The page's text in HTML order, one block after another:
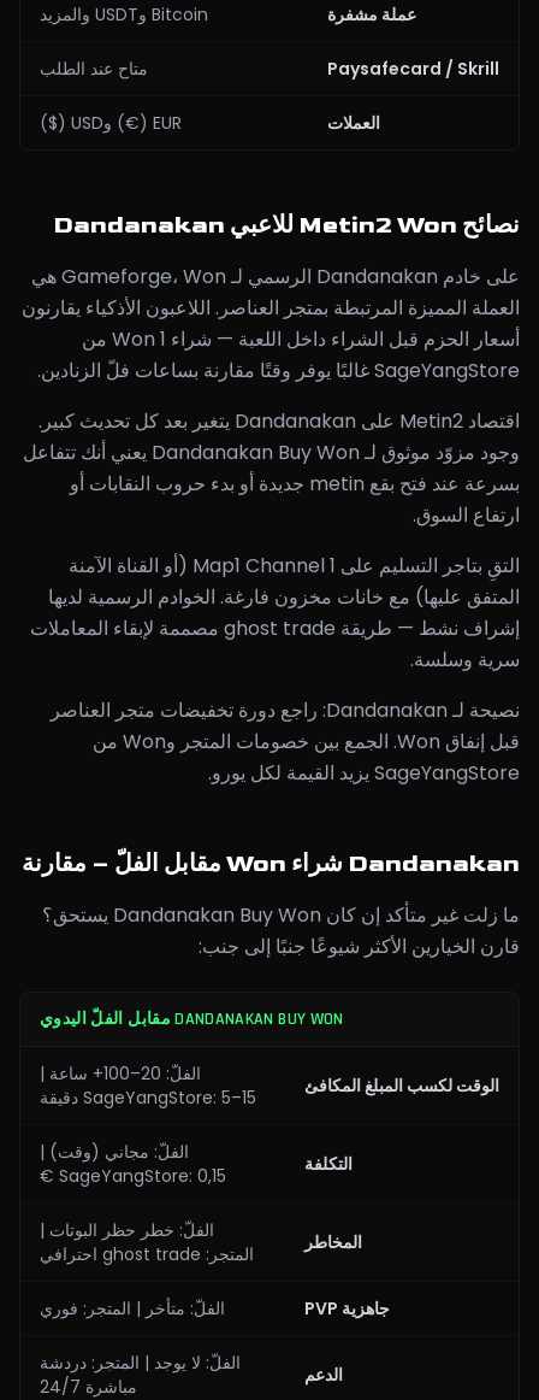
عملة مشفرة Bitcoin وUSDT والمزيد
Paysafecard / Skrill متاح عند الطلب
العملات EUR (€) وUSD ($)
نصائح Metin2 Won للاعبي Dandanakan
على خادم Dandanakan الرسمي لـ Gameforge، Won هي
العملة المميزة المرتبطة بمتجر العناصر. اللاعبون الأذكياء يقارنون
أسعار الحزم قبل الشراء داخل اللعبة — شراء 1 Won من
SageYangStore غالبًا يوفر وقتًا مقارنة بساعات فلّ الزنادين.
اقتصاد Metin2 على Dandanakan يتغير بعد كل تحديث كبير.
وجود مزوّد موثوق لـ Dandanakan Buy Won يعني أنك تتفاعل
بسرعة عند فتح بقع metin جديدة أو بدء حروب النقابات أو
ارتفاع السوق.
التقِ بتاجر التسليم على Map1 Channel 1 (أو القناة الآمنة
المتفق عليها) مع خانات مخزون فارغة. الخوادم الرسمية لديها
إشراف نشط — طريقة ghost trade مصممة لإبقاء المعاملات
سرية وسلسة.
نصيحة لـ Dandanakan: راجع دورة تخفيضات متجر العناصر
قبل إنفاق Won. الجمع بين خصومات المتجر وWon من
SageYangStore يزيد القيمة لكل يورو.
Dandanakan شراء Won مقابل الفلّ – مقارنة
ما زلت غير متأكد إن كان Dandanakan Buy Won يستحق؟
قارن الخيارين الأكثر شيوعًا جنبًا إلى جنب:
DANDANAKAN BUY WON مقابل الفلّ اليدوي
الوقت لكسب المبلغ المكافئ
الفلّ: 20–100+ ساعة |
SageYangStore: 5–15 دقيقة
التكلفة
الفلّ: مجاني (وقت) |
SageYangStore: 0,15 €
المخاطر
الفلّ: خطر حظر البوتات |
المتجر: ghost trade احترافي
جاهزية PVP الفلّ: متأخر | المتجر: فوري
الدعم
الفلّ: لا يوجد | المتجر: دردشة
مباشرة 24/7